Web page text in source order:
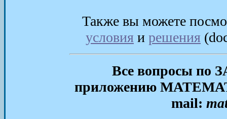
Также вы можете
условия и решения
Все вопросы по
приложению
mail: